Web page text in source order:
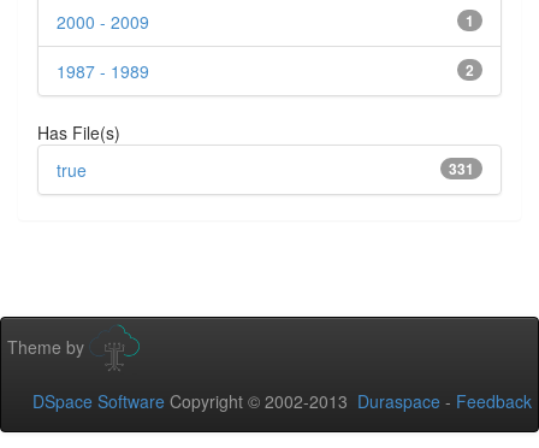
1
2000 - 2009
2
1987 - 1989
Has File(s)
331
true
Theme by
DSpace Software Copyright © 2002-2013 Duraspace - Feedback